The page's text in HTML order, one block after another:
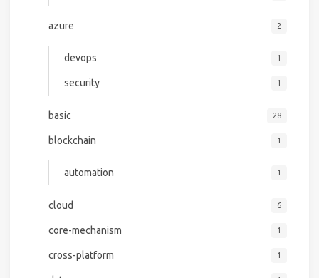
azure 2
devops 1
security 1
basic 28
blockchain 1
automation 1
cloud 6
core-mechanism 1
cross-platform 1